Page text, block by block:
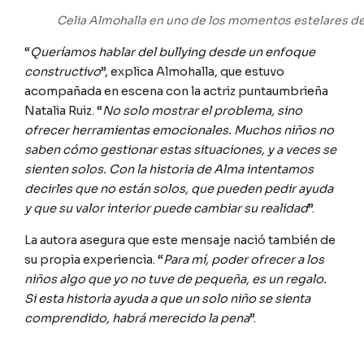
Celia Almohalla en uno de los momentos estelares
“Queríamos hablar del bullying desde un enfoque
constructivo”, explica Almohalla, que estuvo
acompañada en escena con la actriz puntaumbrieña
Natalia Ruiz. “No solo mostrar el problema, sino
ofrecer herramientas emocionales. Muchos niños no
saben cómo gestionar estas situaciones, y a veces se
sienten solos. Con la historia de Alma intentamos
decirles que no están solos, que pueden pedir ayuda
y que su valor interior puede cambiar su realidad”.
La autora asegura que este mensaje nació también de
su propia experiencia. “Para mí, poder ofrecer a los
niños algo que yo no tuve de pequeña, es un regalo.
Si esta historia ayuda a que un solo niño se sienta
comprendido, habrá merecido la pena”.